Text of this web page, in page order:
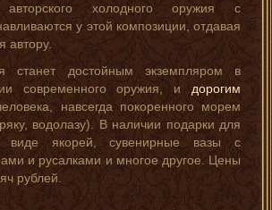
авторского холодного оружия с
у этой композиции, отдавая
автору.
станет достойным экземпляром в
современного оружия, идорогим
навсегда покоренного морем
водолазу). В наличии подарки для
виде якорей, сувенирные вазы с
и русалками и многое другое. Цены
рублей.